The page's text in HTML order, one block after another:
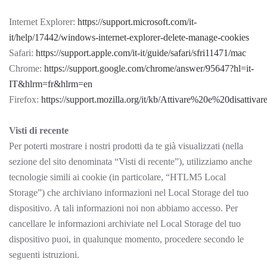
Internet Explorer: https://support.microsoft.com/it-
it/help/17442/windows-internet-explorer-delete-manage-cookies
Safari: https://support.apple.com/it-it/guide/safari/sfri11471/mac
Chrome: https://support.google.com/chrome/answer/95647?hl=it-
IT&hlrm=fr&hlrm=en
Firefox: https://support.mozilla.org/it/kb/
Visti di recente
Per poterti mostrare i nostri prodotti da te già visualizzati (nella
sezione del sito denominata “Visti di recente”), utilizziamo anche
tecnologie simili ai cookie (in particolare, “HTLM5 Local
Storage”) che archiviano informazioni nel Local Storage del tuo
dispositivo. A tali informazioni noi non abbiamo accesso. Per
cancellare le informazioni archiviate nel Local Storage del tuo
dispositivo puoi, in qualunque momento, procedere secondo le
seguenti istruzioni.